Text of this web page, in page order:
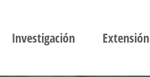
Investigación Extensión